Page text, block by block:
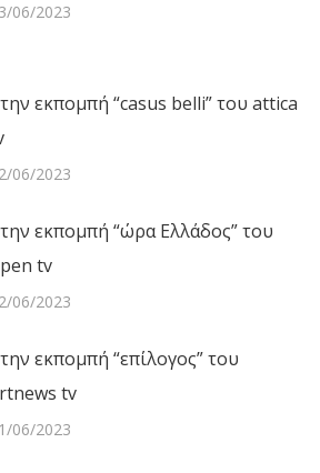
06/2023
εκπομπή “casus belli” του attica
06/2023
εκπομπή “ώρα Ελλάδος” του
tv
06/2023
εκπομπή “επίλογος” του
tv
06/2023